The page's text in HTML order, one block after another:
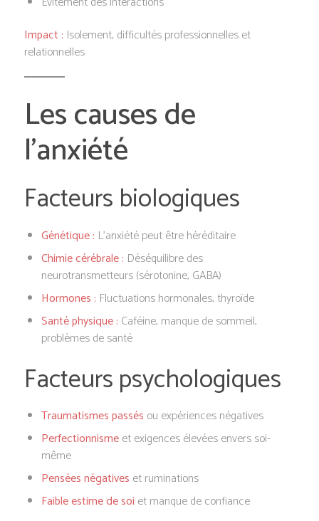
Impact : Isolement, difficultés professionnelles et
relationnelles
Les causes de
l’anxiété
Facteurs biologiques
Génétique : L’anxiété peut être héréditaire
Chimie cérébrale : Déséquilibre des
neurotransmetteurs (sérotonine, GABA)
Hormones : Fluctuations hormonales, thyroïde
Santé physique : Caféine, manque de sommeil,
problèmes de santé
Facteurs psychologiques
Traumatismes passés ou expériences négatives
Perfectionnismeet exigences élevées envers soi-
même
Pensées négatives et ruminations
Faible estime de soi et manque de confiance